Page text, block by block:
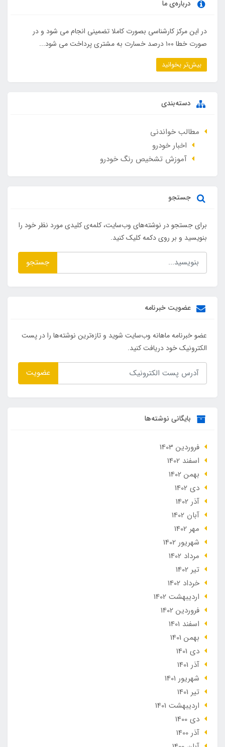
درباره‌ی ما
در این مرکز کارشناسی بصورت کاملا تضمینی انجام می شود و در
صورت خطا ۱۰۰ درصد خسارت به مشتری پرداخت می شود...
بیش‌تر بخوانید
دسته‌بندی
مطالب خواندنی
اخبار خودرو
آموزش تشخیص رنگ خودرو
جستجو
برای جستجو در نوشته‌های وب‌سایت، کلمه‌ی کلیدی مورد نظر خود را
بنویسید و بر روی دکمه کلیک کنید.
جستجو
عضویت خبرنامه
عضو خبرنامه ماهانه وب‌سایت شوید و تازه‌ترین نوشته‌ها را در پست
الکترونیک خود دریافت کنید.
عضویت
بایگانی نوشته‌ها
فروردین 1403
اسفند 1402
بهمن 1402
دی 1402
آذر 1402
آبان 1402
مهر 1402
شهریور 1402
مرداد 1402
تير 1402
خرداد 1402
ارديبهشت 1402
فروردین 1402
اسفند 1401
بهمن 1401
دی 1401
آذر 1401
شهریور 1401
تير 1401
ارديبهشت 1401
دی 1400
آذر 1400